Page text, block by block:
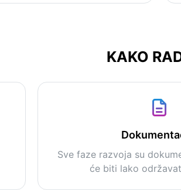
KAKO
Sve faze razvoja su
će biti lako